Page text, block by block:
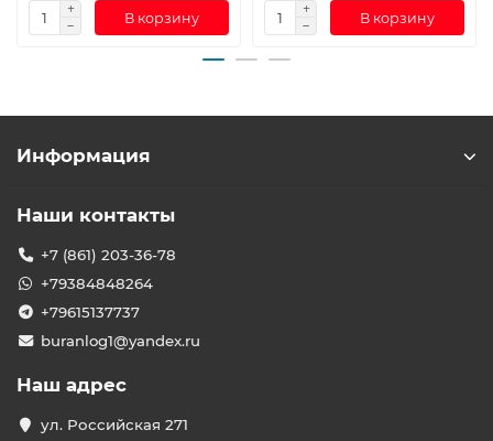
В корзину В корзину
Информация
Наши контакты
+7 (861) 203-36-78
+79384848264
+79615137737
buranlog1@yandex.ru
Наш адрес
ул. Российская 271